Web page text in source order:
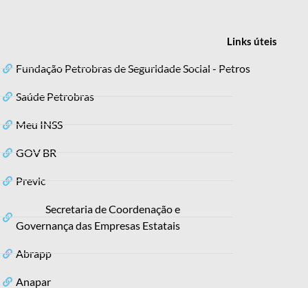
Linksúteis
Fundação Petrobras de Seguridade Social - Petros
Saúde Petrobras
Meu INSS
GOV BR
Previc
Secretaria de Coordenação e
Governança das Empresas Estatais
Abrapp
Anapar